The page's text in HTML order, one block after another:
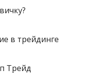
в трейдинге
Трейд